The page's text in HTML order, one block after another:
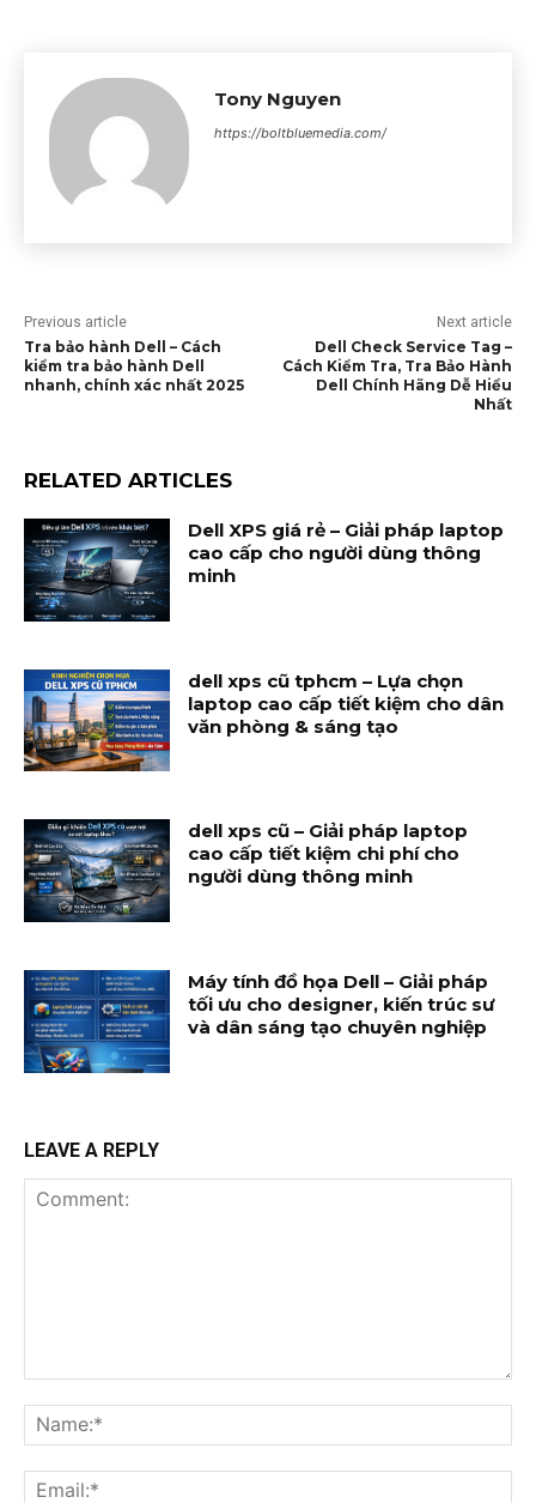
Tony Nguyen
https://boltbluemedia.com/
Previous article
Tra bảo hành Dell – Cách
kiểm tra bảo hành Dell
nhanh, chính xác nhất 2025
Next article
Dell Check Service Tag –
Cách Kiểm Tra, Tra Bảo Hành
Dell Chính Hãng Dễ Hiểu
Nhất
RELATED ARTICLES
Dell XPS giá rẻ – Giải pháp laptop
cao cấp cho người dùng thông
minh
dell xps cũ tphcm – Lựa chọn
laptop cao cấp tiết kiệm cho dân
văn phòng & sáng tạo
dell xps cũ – Giải pháp laptop
cao cấp tiết kiệm chi phí cho
người dùng thông minh
Máy tính đồ họa Dell – Giải pháp
tối ưu cho designer, kiến trúc sư
và dân sáng tạo chuyên nghiệp
LEAVE A REPLY